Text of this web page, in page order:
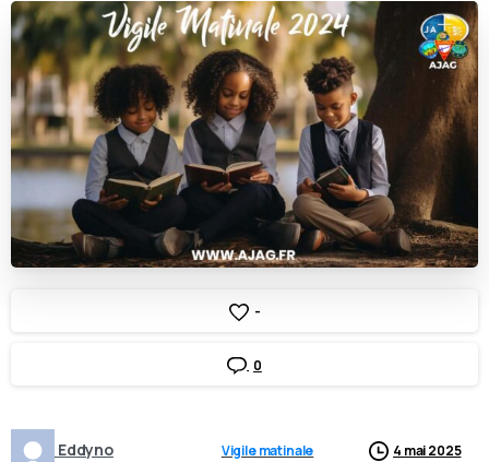
-
0
Eddyno Vigile matinale 4 mai 2025